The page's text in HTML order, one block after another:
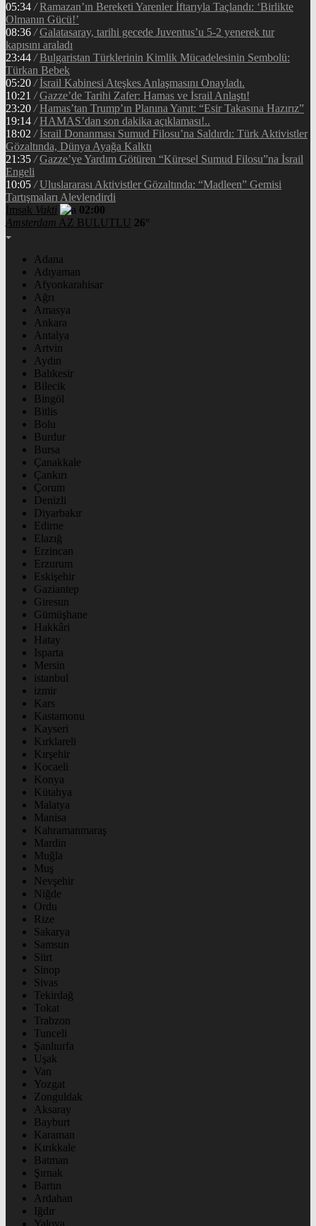
05:34 / Ramazan’ın Bereketi Yarenler İftarıyla Taçlandı: ‘Birlikte
Olmanın Gücü!’
08:36 / Galatasaray, tarihi gecede Juventus’u 5-2 yenerek tur
kapısını araladı
23:44 / Bulgaristan Türklerinin Kimlik Mücadelesinin Sembolü:
Türkan Bebek
05:20 / İsrail Kabinesi Ateşkes Anlaşmasını Onayladı.
10:21 / Gazze’de Tarihi Zafer: Hamas ve İsrail Anlaştı!
23:20 / Hamas’tan Trump’ın Planına Yanıt: “Esir Takasına Hazırız”
19:14 / HAMAS’dan son dakika açıklaması!..
18:02 / İsrail Donanması Sumud Filosu’na Saldırdı: Türk Aktivistler
Gözaltında, Dünya Ayağa Kalktı
21:35 / Gazze’ye Yardım Götüren “Küresel Sumud Filosu”na İsrail
Engeli
10:05 / Uluslararası Aktivistler Gözaltında: “Madleen” Gemisi
Tartışmaları Alevlendirdi
İmsak Vakti
02:00
Amsterdam AZ BULUTLU 26°
Adana
Adıyaman
Afyonkarahisar
Ağrı
Amasya
Ankara
Antalya
Artvin
Aydın
Balıkesir
Bilecik
Bingöl
Bitlis
Bolu
Burdur
Bursa
Çanakkale
Çankırı
Çorum
Denizli
Diyarbakır
Edirne
Elazığ
Erzincan
Erzurum
Eskişehir
Gaziantep
Giresun
Gümüşhane
Hakkâri
Hatay
Isparta
Mersin
istanbul
izmir
Kars
Kastamonu
Kayseri
Kırklareli
Kırşehir
Kocaeli
Konya
Kütahya
Malatya
Manisa
Kahramanmaraş
Mardin
Muğla
Muş
Nevşehir
Niğde
Ordu
Rize
Sakarya
Samsun
Siirt
Sinop
Sivas
Tekirdağ
Tokat
Trabzon
Tunceli
Şanlıurfa
Uşak
Van
Yozgat
Zonguldak
Aksaray
Bayburt
Karaman
Kırıkkale
Batman
Şırnak
Bartın
Ardahan
Iğdır
Yalova